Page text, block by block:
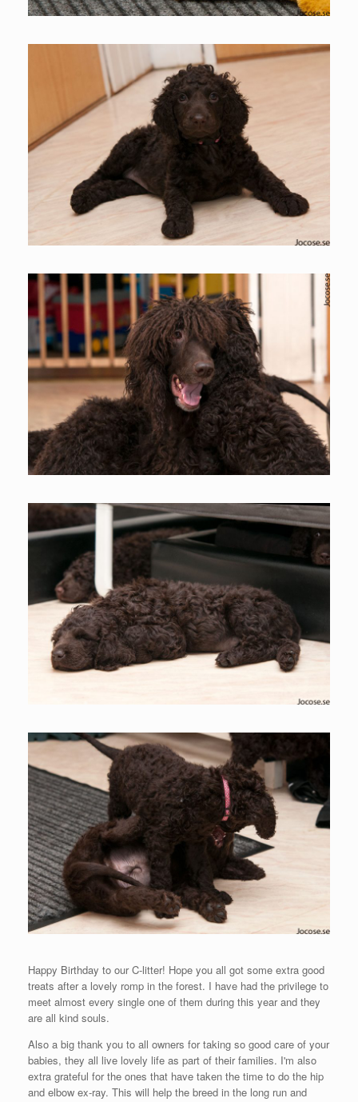
Happy Birthday to our C-litter! Hope you all got some extra good
treats after a lovely romp in the forest. I have had the privilege to
meet almost every single one of them during this year and they
are all kind souls.
Also a big thank you to all owners for taking so good care of your
babies, they all live lovely life as part of their families. I'm also
extra grateful for the ones that have taken the time to do the hip
and elbow ex-ray. This will help the breed in the long run and